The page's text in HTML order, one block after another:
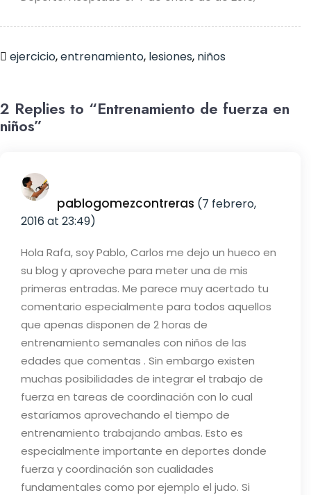
ejercicio,entrenamiento, lesiones, niños
2 Replies to “Entrenamiento de fuerza en
niños”
pablogomezcontreras (7 febrero,
2016 at 23:49)
Hola Rafa, soy Pablo, Carlos me dejo un hueco en
su blog y aproveche para meter una de mis
primeras entradas. Me parece muy acertado tu
comentario especialmente para todos aquellos
que apenas disponen de 2 horas de
entrenamiento semanales con niños de las
edades que comentas . Sin embargo existen
muchas posibilidades de integrar el trabajo de
fuerza en tareas de coordinación con lo cual
estaríamos aprovechando el tiempo de
entrenamiento trabajando ambas. Esto es
especialmente importante en deportes donde
fuerza y coordinación son cualidades
fundamentales como por ejemplo el judo. Si